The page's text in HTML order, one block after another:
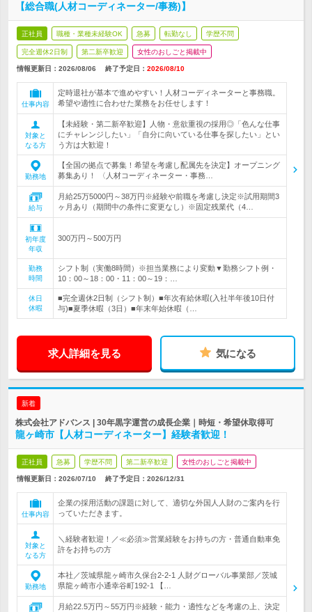
【総合職(人材コーディネーター/事務)】
正社員 職種・業種未経験OK 急募 転勤なし 学歴不問
完全週休2日制 第二新卒歓迎 女性のおしごと掲載中
情報更新日：2026/08/06 終了予定日： 2026/08/10
仕事内容
定時退社が基本で進めやすい！人材コーディネーターと事務職。
希望や適性に合わせた業務をお任せします！
対象と
なる方
【未経験・第二新卒歓迎】人物・意欲重視の採用◎「色んな仕事
にチャレンジしたい」「自分に向いている仕事を探したい」とい
う方は大歓迎！
勤務地
【全国の拠点で募集！希望を考慮し配属先を決定】オープニング
募集あり！ 〈人材コーディネーター・事務…
給与
月給25万5000円～38万円※経験や前職を考慮し決定※試用期間3
ヶ月あり（期間中の条件に変更なし）※固定残業代（4…
初年度
年収
300万円～500万円
勤務
時間
シフト制（実働8時間）※担当業務により変動▼勤務シフト例・
10：00～18：00・11：00～19：…
休日
休暇
■完全週休2日制（シフト制）■年次有給休暇(入社半年後10日付
与)■夏季休暇（3日）■年末年始休暇（…
求人詳細を見る 気になる
新着
株式会社アドバンス | 30年黒字運営の成長企業｜時短・希望休取得可
龍ヶ崎市【人材コーディネーター】経験者歓迎！
正社員 急募 学歴不問 第二新卒歓迎 女性のおしごと掲載中
情報更新日：2026/07/10 終了予定日： 2026/12/31
仕事内容
企業の採用活動の課題に対して、適切な外国人人財のご案内を行
っていただきます。
対象と
なる方
＼経験者歓迎！／≪必須≫営業経験をお持ちの方・普通自動車免
許をお持ちの方
勤務地
本社／茨城県龍ヶ崎市久保台2-2-1 人財グローバル事業部／茨城
県龍ヶ崎市小通幸谷町192-1 【…
月給22.5万円～55万円※経験・能力・適性などを考慮の上、決定